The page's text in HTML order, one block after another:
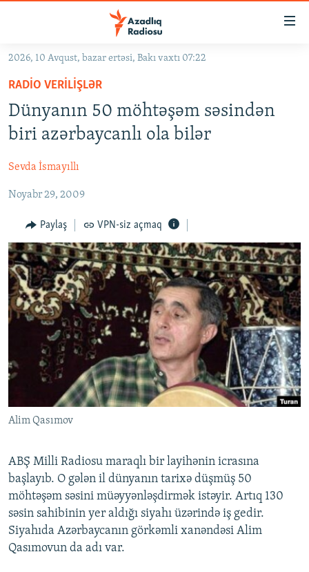
Əsas
qayıt
Əsas
naviqasiyaya
qayıt
Axtarışa
GÜNDƏM
KORRUPSIOMETR
FƏRQƏ BAX
QANUNI DOĞRU
ARAŞDIRMA
MULTIMEDIA
VIDEO
FOTOQALEREYA
İNFOQRAFIKA
KARIKATURA
RADIO ARXIV
OXU ZALI
AZƏRBAYCAN ƏDƏBIYYATI KITABXANASI
İSLAM VƏ DEMOKRATIYA
İZ - MƏDƏNIYYƏT PROQRAMI
HAQQIMIZDA
MISSIYAMIZ
PEŞƏ ETIKASI VƏ JURNALISTIKA STANDARTLARIMIZ
MATERIALLARIMIZDAN ISTIFADƏ
AZADLIQRADIOSU MOBIL TELEFONUNUZDA
BIZIMLƏ ƏLAQƏ
BIZI IZLƏ
RFE/RL-in bütün saytları
2026, 10 Avqust, bazar ertəsi, Bakı vaxtı 07:22
RADIO VERILIŞLƏR
Dünyanın 50 möhtəşəm səsindən
biri azərbaycanlı ola bilər
Sevda İsmayıllı
Noyabr 29, 2009
Paylaş VPN-siz açmaq
Alim Qasımov
ABŞ Milli Radiosu maraqlı bir layihənin icrasına
başlayıb. O gələn il dünyanın tarixə düşmüş 50
möhtəşəm səsini müəyyənləşdirmək istəyir. Artıq 130
səsin sahibinin yer aldığı siyahı üzərində iş gedir.
Siyahıda Azərbaycanın görkəmli xanəndəsi Alim
Qasımovun da adı var.